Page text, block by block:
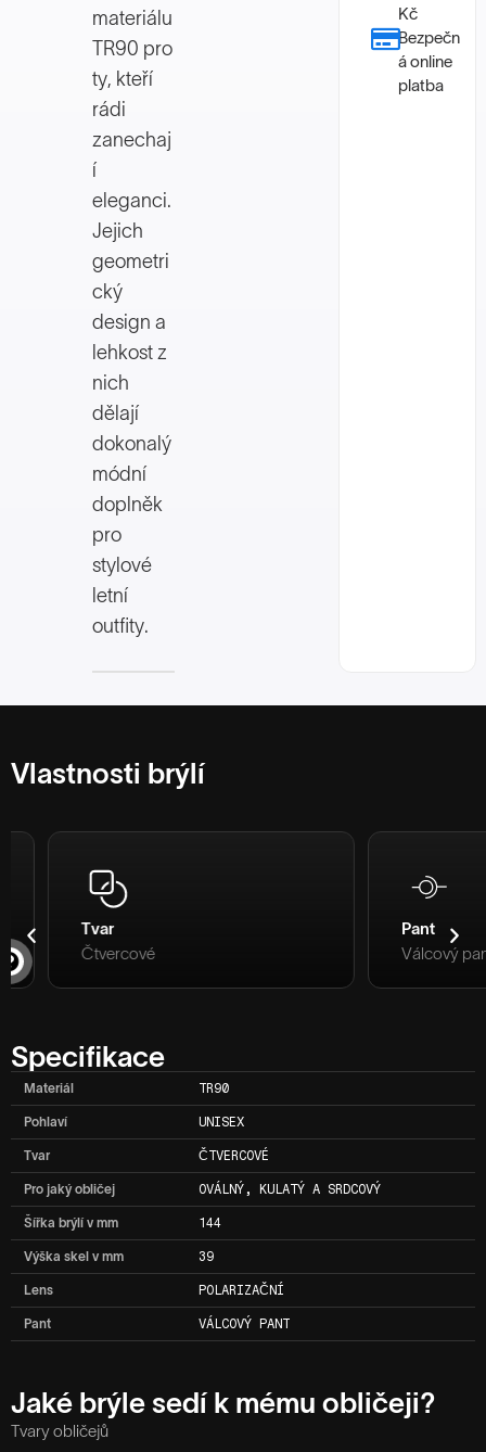
materiálu
TR90 pro
ty, kteří
rádi
zanechaj
í
eleganci.
Jejich
geometri
cký
design a
lehkost z
nich
dělají
dokonalý
módní
doplněk
pro
stylové
letní
outfity.
Kč
Bezpečn
á online
platba
Vlastnosti brýlí
Čtvercové
Válcový pant
Specifikace
Materiál TR90
Pohlaví UNISEX
Tvar ČTVERCOVÉ
Pro jaký obličej OVÁLNÝ, KULATÝ A SRDCOVÝ
Šířka brýlí v mm 144
Výška skel v mm 39
Lens POLARIZAČNÍ
Pant VÁLCOVÝ PANT
Jaké brýle sedí k mému obličeji?
Tvary obličejů